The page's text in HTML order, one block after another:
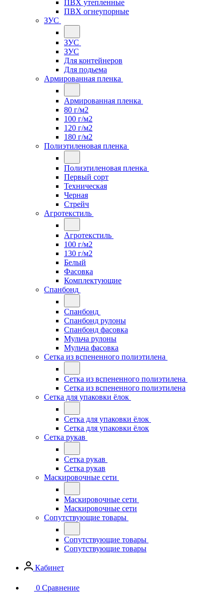
ПВХ утепленные
ПВХ огнеупорные
ЗУС
ЗУС
ЗУС
Для контейнеров
Для подьема
Армированная пленка
Армированная пленка
80 г/м2
100 г/м2
120 г/м2
180 г/м2
Полиэтиленовая пленка
Полиэтиленовая пленка
Первый сорт
Техническая
Черная
Стрейч
Агротекстиль
Агротекстиль
100 г/м2
130 г/м2
Белый
Фасовка
Комплектующие
Спанбонд
Спанбонд
Спанбонд рулоны
Спанбонд фасовка
Мульча рулоны
Мульча фасовка
Сетка из вспененного полиэтилена
Сетка из вспененного полиэтилена
Сетка из вспененного полиэтилена
Сетка для упаковки ёлок
Сетка для упаковки ёлок
Сетка для упаковки ёлок
Сетка рукав
Сетка рукав
Сетка рукав
Маскировочные сети
Маскировочные сети
Маскировочные сети
Сопутствующие товары
Сопутствующие товары
Сопутствующие товары
Кабинет
0 Сравнение